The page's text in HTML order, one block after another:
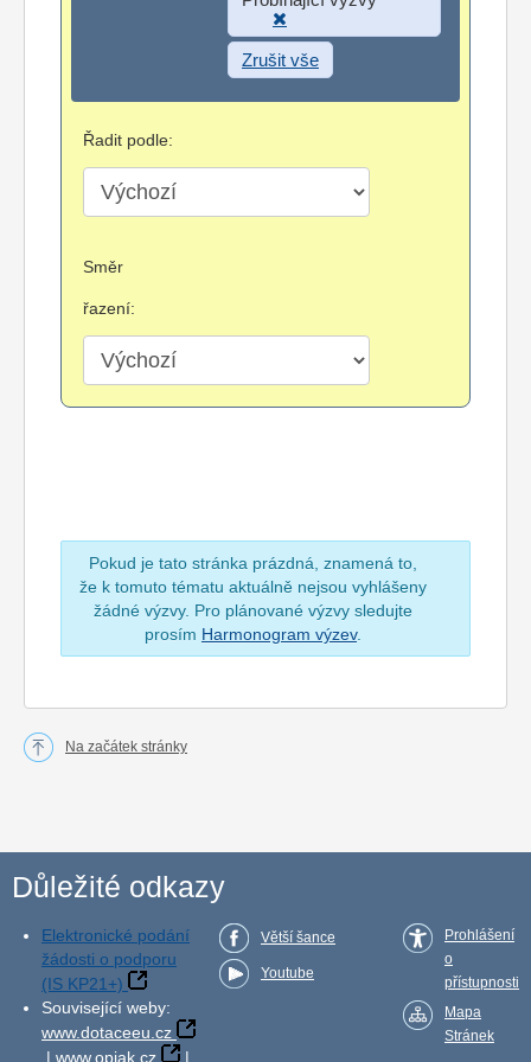
Zrušit vše
Řadit podle:
Směr
řazení:
Pokud je tato stránka prázdná, znamená to,
že k tomuto tématu aktuálně nejsou vyhlášeny
žádné výzvy. Pro plánované výzvy sledujte
prosím Harmonogram výzev.
Na začátek stránky
Důležité odkazy
Elektronické podání
žádosti o podporu
(IS KP21+)
Související weby:
www.dotaceeu.cz
| www.opjak.cz |
Větší šance
Youtube
Prohlášení
o
přístupnosti
Mapa
Stránek